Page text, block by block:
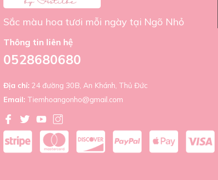
Sắc màu hoa tươi mỗi ngày tại Ngõ Nhỏ
Thông tin liên hệ
0528680680
Địa chỉ: 24 đường 30B, An Khánh, Thủ Đức
Email: Tiemhoangonho@gmail.com